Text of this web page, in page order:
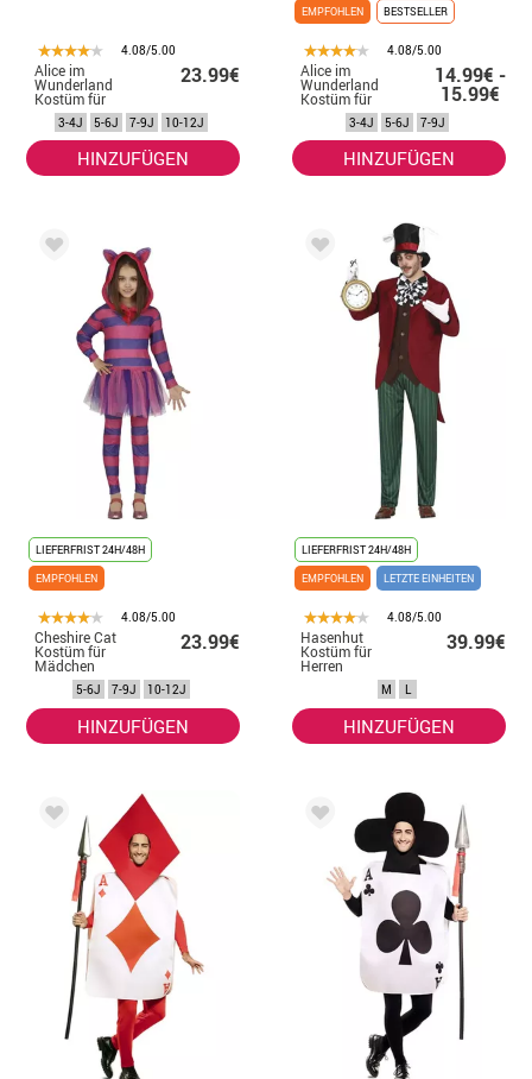
4.08/5.00
Alice im
Wunderland
Kostüm für
Mädchen
23.99€
3-4J 5-6J 7-9J 10-12J
HINZUFÜGEN
EMPFOHLEN
BESTSELLER
4.08/5.00
Alice im
Wunderland
Kostüm für
Mädchen
14.99€ -
15.99€
3-4J 5-6J 7-9J
HINZUFÜGEN
LIEFERFRIST 24H/48H
EMPFOHLEN
4.08/5.00
Cheshire Cat
Kostüm für
Mädchen
23.99€
5-6J 7-9J 10-12J
HINZUFÜGEN
LIEFERFRIST 24H/48H
EMPFOHLEN
LETZTE EINHEITEN
4.08/5.00
Hasenhut
Kostüm für
Herren
39.99€
M L
HINZUFÜGEN